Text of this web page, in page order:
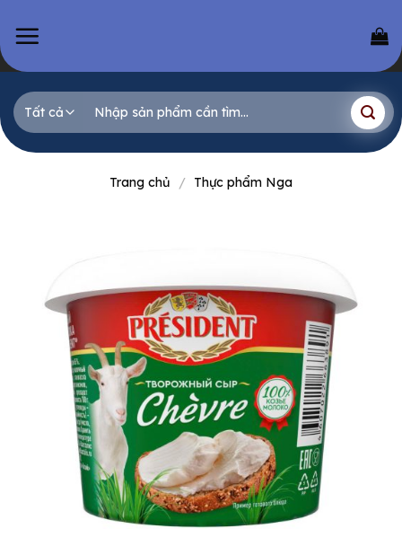
content
kiếm:
Trang chủ / Thực phẩm Nga